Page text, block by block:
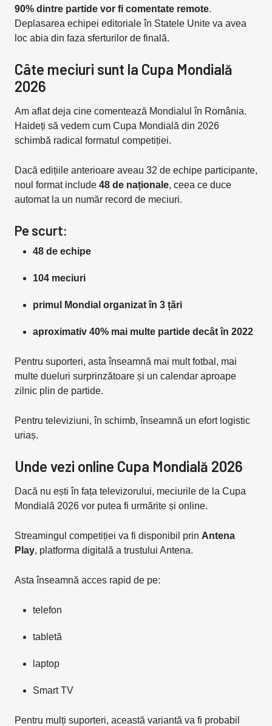
90% dintre partide vor fi comentate remote.
Deplasarea echipei editoriale în Statele Unite va avea
loc abia din faza sferturilor de finală.
Câte meciuri sunt la Cupa Mondială
2026
Am aflat deja cine comentează Mondialul în România.
Haideți să vedem cum Cupa Mondială din 2026
schimbă radical formatul competiției.
Dacă edițiile anterioare aveau 32 de echipe participante,
noul format include 48 de naționale, ceea ce duce
automat la un număr record de meciuri.
Pe scurt:
48 de echipe
104 meciuri
primul Mondial organizat în 3 țări
aproximativ 40% mai multe partide decât în 2022
Pentru suporteri, asta înseamnă mai mult fotbal, mai
multe dueluri surprinzătoare și un calendar aproape
zilnic plin de partide.
Pentru televiziuni, în schimb, înseamnă un efort logistic
uriaș.
Unde vezi online Cupa Mondială 2026
Dacă nu ești în fața televizorului, meciurile de la Cupa
Mondială 2026 vor putea fi urmărite și online.
Streamingul competiției va fi disponibil prin Antena
Play, platforma digitală a trustului Antena.
Asta înseamnă acces rapid de pe:
telefon
tabletă
laptop
Smart TV
Pentru mulți suporteri, această variantă va fi probabil